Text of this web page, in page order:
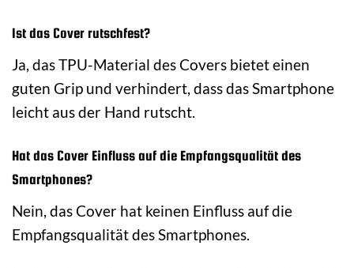
Ist das Cover rutschfest?
Ja, das TPU-Material des Covers bietet einen
guten Grip und verhindert, dass das Smartphone
leicht aus der Hand rutscht.
Hat das Cover Einfluss auf die Empfangsqualität des
Smartphones?
Nein, das Cover hat keinen Einfluss auf die
Empfangsqualität des Smartphones.